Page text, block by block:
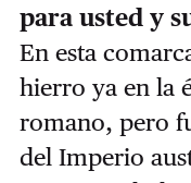
para usted y
En esta
hierro ya en la
romano, pero
del Imperio